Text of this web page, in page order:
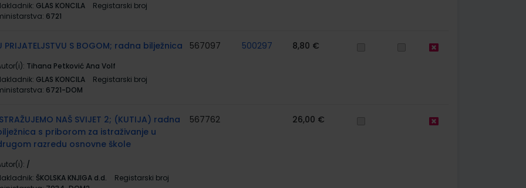
GLAS KONCILA
Registarski broj
6721
PRIJATELJSTVU S BOGOM; radna bilježnica
Tihana Petković Ana Volf
GLAS KONCILA
Registarski broj
6721-DOM
567097 500297 8,80 €
NAŠ SVIJET 2; (KUTIJA) radna
s priborom za istraživanje u
razredu osnovne škole
/
ŠKOLSKA KNJIGA d.d.
Registarski broj
567762 26,00 €